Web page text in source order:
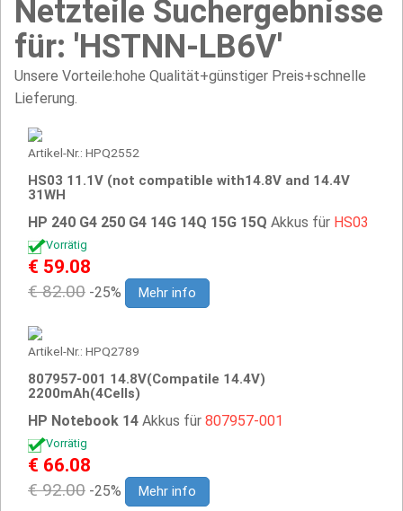
Netzteile Suchergebnisse
für: 'HSTNN-LB6V'
Unsere Vorteile:hohe Qualität+günstiger Preis+schnelle
Lieferung.
Artikel-Nr.: HPQ2552
HS03 11.1V (not compatible with14.8V and 14.4V
31WH
HP 240 G4 250 G4 14G 14Q 15G 15Q Akkus für HS03
Vorrätig
€ 59.08
€ 82.00 -25% Mehr info
Artikel-Nr.: HPQ2789
807957-001 14.8V(Compatile 14.4V)
2200mAh(4Cells)
HP Notebook 14 Akkus für 807957-001
Vorrätig
€ 66.08
€ 92.00 -25% Mehr info